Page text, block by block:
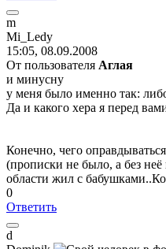
m
Mi_Ledy
15:05, 08.09.2008
От пользователя Аглая
и минусну
у меня было именно так:
Да и какого хера я перед
Конечно, чего
(прописки не было, а без
области жил с
0
Ответить
d